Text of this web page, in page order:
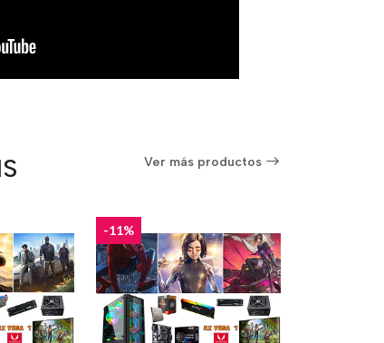
Ver más productos
-11%